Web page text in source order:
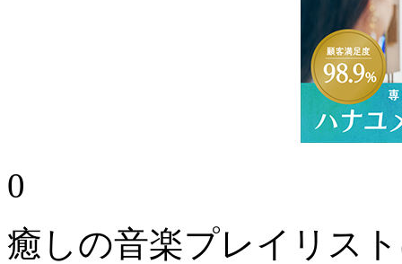
0
癒しの音楽プレイリス